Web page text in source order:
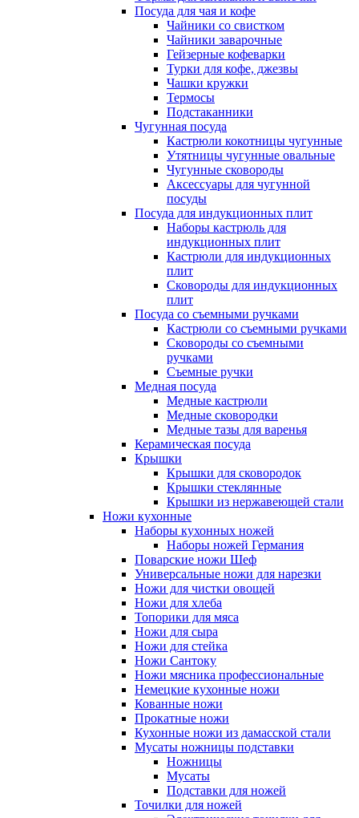
Посуда для чая и кофе
Чайники со свистком
Чайники заварочные
Гейзерные кофеварки
Турки для кофе, джезвы
Чашки кружки
Термосы
Подстаканники
Чугунная посуда
Кастрюли кокотницы чугунные
Утятницы чугунные овальные
Чугунные сковороды
Аксессуары для чугунной
посуды
Посуда для индукционных плит
Наборы кастрюль для
индукционных плит
Кастрюли для индукционных
плит
Сковороды для индукционных
плит
Посуда со съемными ручками
Кастрюли со съемными ручками
Сковороды со съемными
ручками
Съемные ручки
Медная посуда
Медные кастрюли
Медные сковородки
Медные тазы для варенья
Керамическая посуда
Крышки
Крышки для сковородок
Крышки стеклянные
Крышки из нержавеющей стали
Ножи кухонные
Наборы кухонных ножей
Наборы ножей Германия
Поварские ножи Шеф
Универсальные ножи для нарезки
Ножи для чистки овощей
Ножи для хлеба
Топорики для мяса
Ножи для сыра
Ножи для стейка
Ножи Сантоку
Ножи мясника профессиональные
Немецкие кухонные ножи
Кованные ножи
Прокатные ножи
Кухонные ножи из дамасской стали
Мусаты ножницы подставки
Ножницы
Мусаты
Подставки для ножей
Точилки для ножей